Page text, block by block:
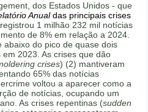
dos Estados Unidos - que
Anualdas principais crises
1 milhão 232 mil notícias
de 8% em relação a 2024.
abaixo do pico de quase dois
2023. As crises que dão
crises) (2) mantiveram
65% das notícias
voltou a aparecer como a
de notícias, ocupando um
As crises repentinas (sudden